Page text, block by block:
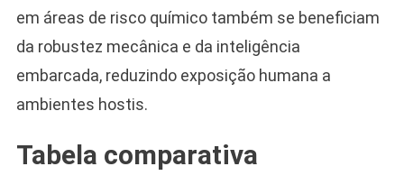
em áreas de risco químico também se beneficiam
da robustez mecânica e da inteligência
embarcada, reduzindo exposição humana a
ambientes hostis.
Tabela comparativa